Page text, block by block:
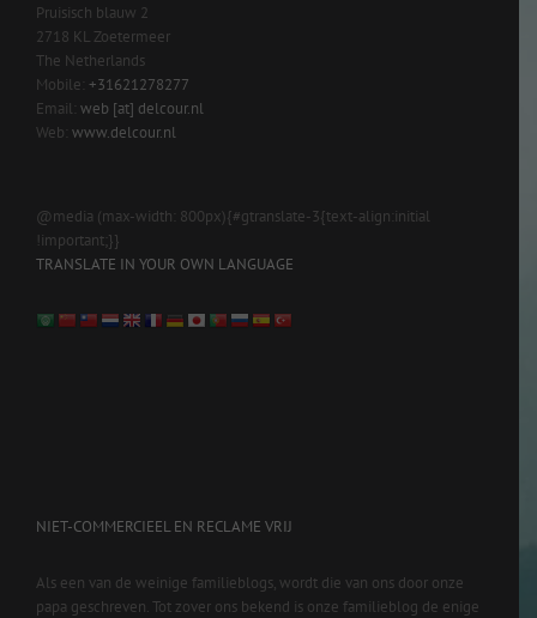
Pruisisch blauw 2
2718 KL Zoetermeer
The Netherlands
Mobile: +31621278277
Email: web [at] delcour.nl
Web: www.delcour.nl
@media (max-width: 800px){#gtranslate-3{text-align:initial
!important;}}
TRANSLATE IN YOUR OWN LANGUAGE
NIET-COMMERCIEEL EN RECLAME VRIJ
Als een van de weinige familieblogs, wordt die van ons door onze
papa geschreven. Tot zover ons bekend is onze familieblog de enige